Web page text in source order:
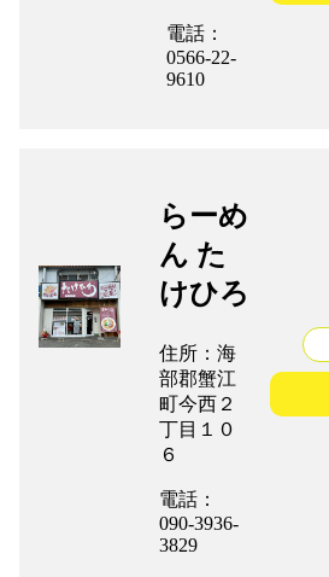
関係者リンク
052-
電話：
0566-22-
9610
らーめ
ん た
けひろ
住所：海
部郡蟹江
町今西２
丁目１０
６
電話：
090-3936-
3829